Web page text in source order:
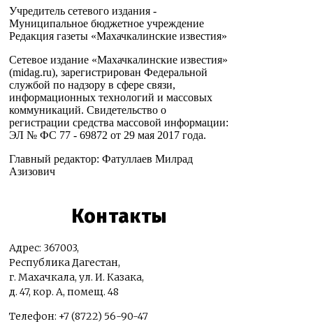
Учредитель сетевого издания -
Муниципальное бюджетное учреждение
Редакция газеты «Махачкалинские известия»
Сетевое издание «Махачкалинские известия»
(midag.ru), зарегистрирован Федеральной
службой по надзору в сфере связи,
информационных технологий и массовых
коммуникаций. Свидетельство о
регистрации средства массовой информации:
ЭЛ № ФС 77 - 69872 от 29 мая 2017 года.
Главный редактор: Фатуллаев Милрад
Азизович
Контакты
Адрес: 367003,
Республика Дагестан,
г. Махачкала, ул. И. Казака,
д. 47, кор. А, помещ. 48
Телефон: +7 (8722) 56-90-47